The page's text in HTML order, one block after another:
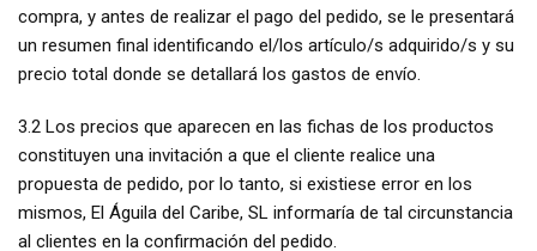
compra, y antes de realizar el pago del pedido, se le presentará
un resumen final identificando el/los artículo/s adquirido/s y su
precio total donde se detallará los gastos de envío.
3.2 Los precios que aparecen en las fichas de los productos
constituyen una invitación a que el cliente realice una
propuesta de pedido, por lo tanto, si existiese error en los
mismos, El Águila del Caribe, SL informaría de tal circunstancia
al clientes en la confirmación del pedido.